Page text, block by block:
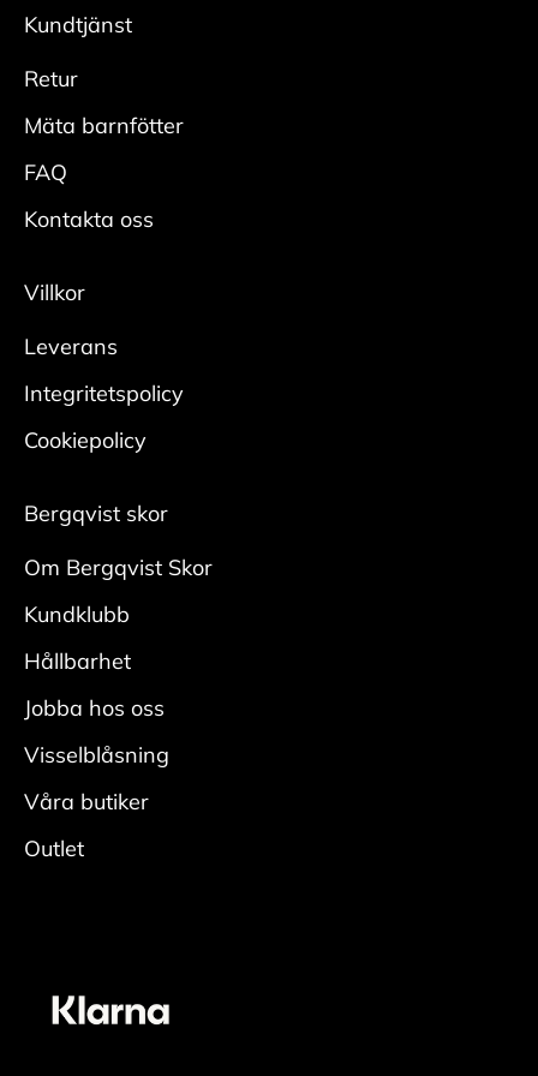
önskad glans.
Skydda
• Spraya hela skon rikligt med
impregneringsspray från cirka 20 cm.
skoblock i.
• Upprepa regelbundet för bästa effekt.
Mocka/nubuck
• Borsta bort smuts med en mockaborste.
• Bearbeta tuffare fläckar med en slipsten för
mocka.
Någon gång per säsong krävs en ordentlig
• Ta ur skosnören och borsta bort ytlig smuts
en mockaborste. Var noga i veck och kanter.
• Fukta skon ordentligt, applicera rengöring
med
• Skölj av skorna ordentligt för att få bort all
rengöring.
avsluta
genom att fräscha upp insidan med
skons originalfärg. En neutral nyans fungerar
Adidas = UK
Reebook = US
Kundtjänst
Retur
Mäta barnfötter
FAQ
Kontakta oss
Villkor
Leverans
Integritetspolicy
Cookiepolicy
Bergqvist skor
Om Bergqvist Skor
Kundklubb
Hållbarhet
Jobba hos oss
Visselblåsning
Våra butiker
Outlet